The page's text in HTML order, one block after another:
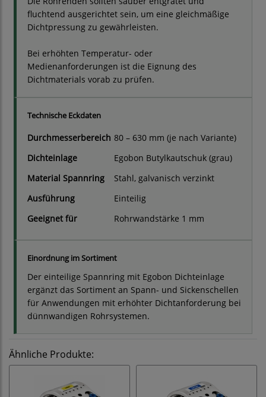
fluchtend ausgerichtet sein, um eine gleichmäßige
Dichtpressung zu gewährleisten.
Bei erhöhten Temperatur- oder
Medienanforderungen ist die Eignung des
Dichtmaterials vorab zu prüfen.
Technische Eckdaten
Durchmesserbereich 80 – 630 mm (je nach Variante)
Dichteinlage
Egobon Butylkautschuk (grau)
Material Spannring
Stahl, galvanisch verzinkt
Ausführung
Einteilig
Geeignet für
Rohrwandstärke 1 mm
Einordnung im Sortiment
Der einteilige Spannring mit Egobon Dichteinlage
ergänzt das Sortiment an Spann- und Sickenschellen
für Anwendungen mit erhöhter Dichtanforderung bei
dünnwandigen Rohrsystemen.
Ähnliche Produkte: